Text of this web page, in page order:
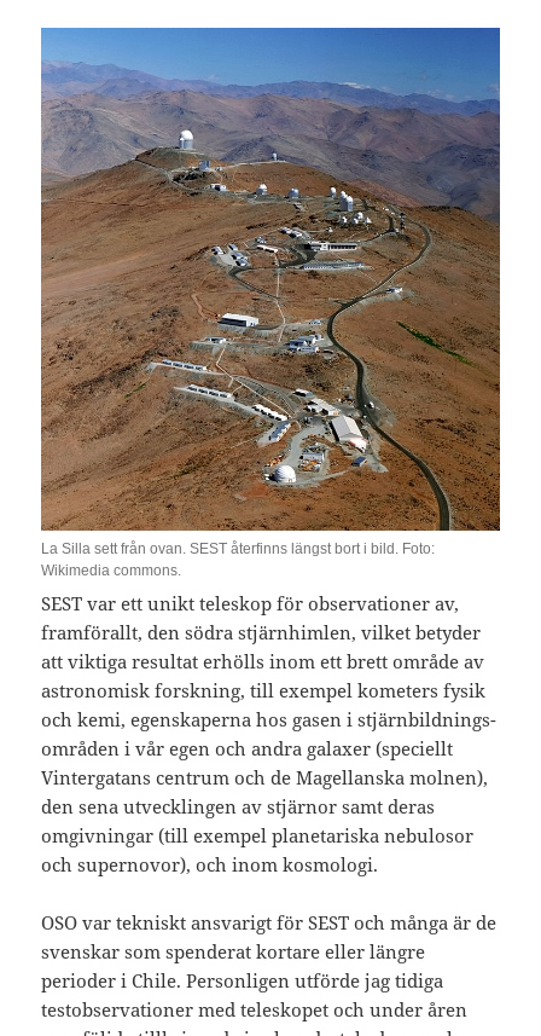
La Silla sett från ovan. SEST återfinns längst bort i bild. Foto:
Wikimedia commons.
SEST var ett unikt teleskop för observationer av,
framförallt, den södra stjärnhimlen, vilket betyder
att viktiga resultat erhölls inom ett brett område av
astronomisk forskning, till exempel kometers fysik
och kemi, egenskaperna hos gasen i stjärnbildnings-
områden i vår egen och andra galaxer (speciellt
Vintergatans centrum och de Magellanska molnen),
den sena utvecklingen av stjärnor samt deras
omgivningar (till exempel planetariska nebulosor
och supernovor), och inom kosmologi.
OSO var tekniskt ansvarigt för SEST och många är de
svenskar som spenderat kortare eller längre
perioder i Chile. Personligen utförde jag tidiga
testobservationer med teleskopet och under åren